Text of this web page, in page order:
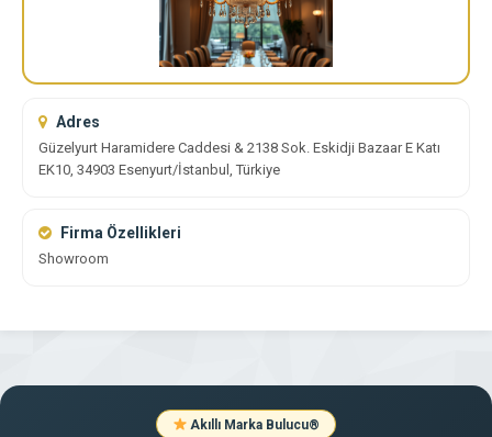
Adres
Güzelyurt Haramidere Caddesi & 2138 Sok. Eskidji Bazaar E Katı
EK10, 34903 Esenyurt/İstanbul, Türkiye
Firma Özellikleri
Showroom
Akıllı Marka Bulucu®